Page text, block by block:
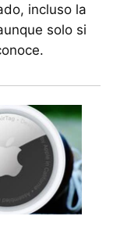
incluso la
solo si